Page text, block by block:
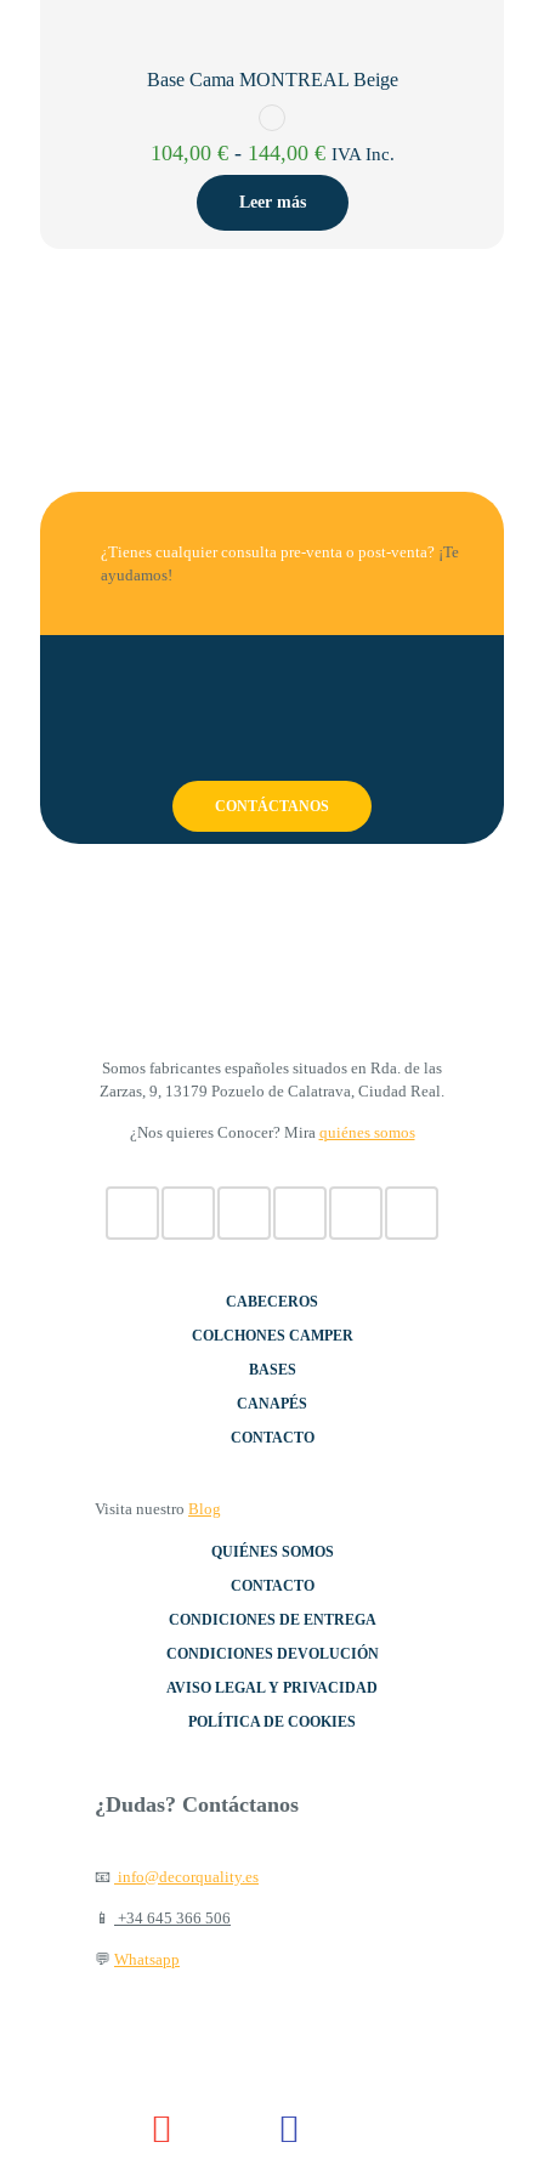
Base Cama MONTREAL Beige
104,00 € - 144,00 €Rango
de
precios:
desde
IVA Inc.
Leer más
¿Tienes cualquier consulta pre-venta o post-venta? ¡Te
ayudamos!
CONTÁCTANOS
Somos fabricantes españoles situados en Rda. de las
Zarzas, 9, 13179 Pozuelo de Calatrava, Ciudad Real.
¿Nos quieres Conocer? Mira quiénes somos
CABECEROS
COLCHONES CAMPER
BASES
CANAPÉS
CONTACTO
Visita nuestro Blog
QUIÉNES SOMOS
CONTACTO
CONDICIONES DE ENTREGA
CONDICIONES DEVOLUCIÓN
AVISO LEGAL Y PRIVACIDAD
POLÍTICA DE COOKIES
¿Dudas? Contáctanos
📧 info@decorquality.es
📱 +34 645 366 506
💬 Whatsapp